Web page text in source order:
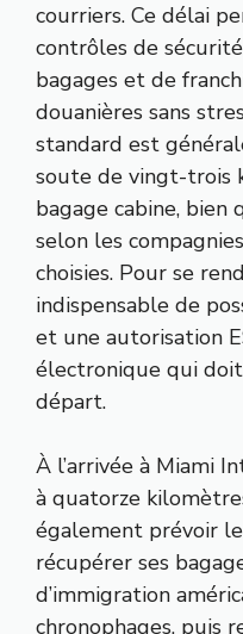
courriers. Ce délai
contrôles de
bagages et de
douanières sans
standard est
soute de vingt-trois
bagage cabine, bien
selon les
choisies. Pour se
indispensable de
et une autorisation
électronique qui
départ.
À l’arrivée à Miami
à quatorze
également prévoir
récupérer ses
d’immigration
chronophages, puis